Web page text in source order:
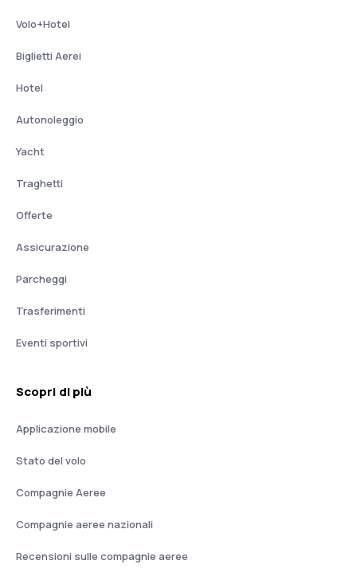
Volo+Hotel
Biglietti Aerei
Hotel
Autonoleggio
Yacht
Traghetti
Offerte
Assicurazione
Parcheggi
Trasferimenti
Eventi sportivi
Scopri di più
Applicazione mobile
Stato del volo
Compagnie Aeree
Compagnie aeree nazionali
Recensioni sulle compagnie aeree